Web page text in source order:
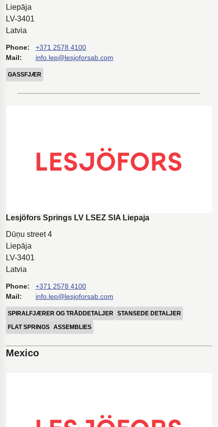
Liepāja
LV-3401
Latvia
Phone:
+371 2578 4100
Mail:
info.lep@lesjoforsab.com
GASSFJÆR
Lesjöfors Springs LV LSEZ SIA Liepaja
Dūņu street 4
Liepāja
LV-3401
Latvia
Phone:
+371 2578 4100
Mail:
info.lep@lesjoforsab.com
SPIRALFJÆRER OG TRÅDDETALJER STANSEDE DETALJER
FLAT SPRINGS ASSEMBLIES
Mexico